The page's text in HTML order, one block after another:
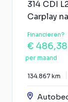
314 CDI
Carplay
Financieren?
€ 486,38
per maand
134.867 km